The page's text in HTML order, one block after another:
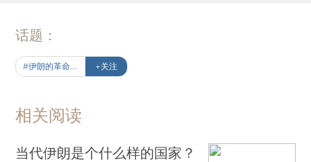
话题：
+关注
相关阅读
当代伊朗是个什么样的国家？